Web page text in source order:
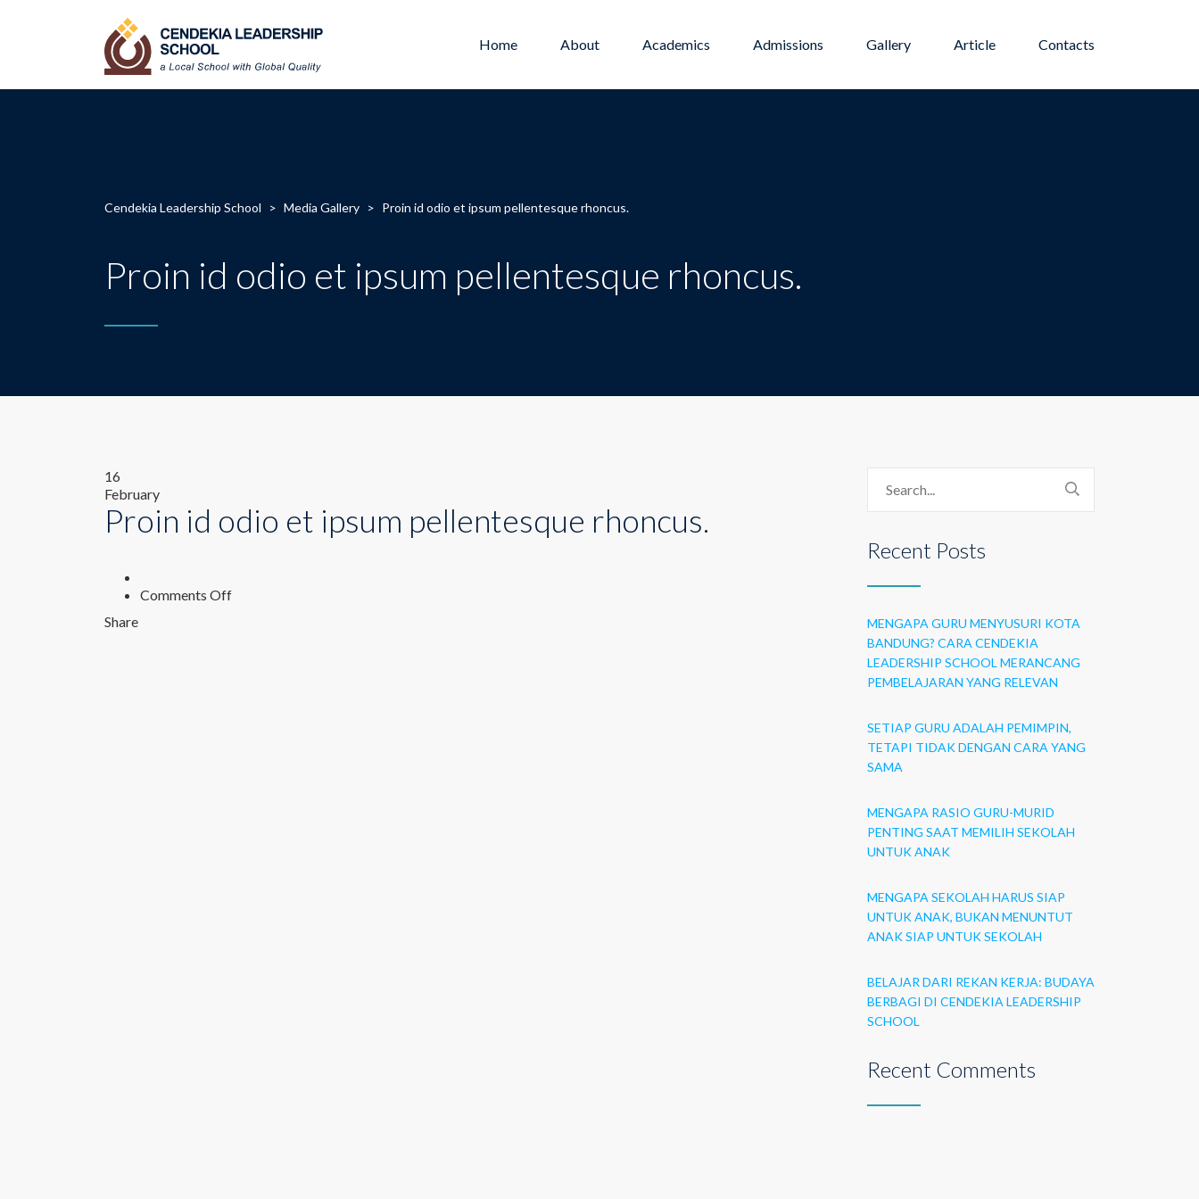
Home About Academics Admissions Gallery Article Contacts
Cendekia Leadership School > Media Gallery > Proin id odio et ipsum pellentesque rhoncus.
Proin id odio et ipsum pellentesque rhoncus.
16
February
Proin id odio et ipsum pellentesque rhoncus.
Comments Offon
Share
Recent Posts
MENGAPA GURU MENYUSURI KOTA
BANDUNG? CARA CENDEKIA
LEADERSHIP SCHOOL MERANCANG
PEMBELAJARAN YANG RELEVAN
SETIAP GURU ADALAH PEMIMPIN,
TETAPI TIDAK DENGAN CARA YANG
SAMA
MENGAPA RASIO GURU-MURID
PENTING SAAT MEMILIH SEKOLAH
UNTUK ANAK
MENGAPA SEKOLAH HARUS SIAP
UNTUK ANAK, BUKAN MENUNTUT
ANAK SIAP UNTUK SEKOLAH
BELAJAR DARI REKAN KERJA: BUDAYA
BERBAGI DI CENDEKIA LEADERSHIP
SCHOOL
Recent Comments